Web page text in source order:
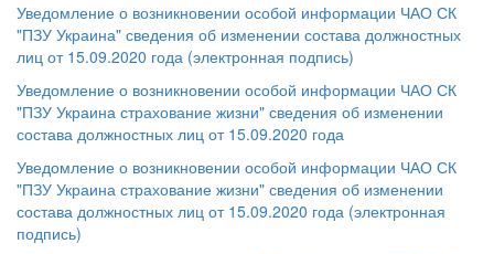
Уведомление о возникновении особой информации ЧАО СК
"ПЗУ Украина" сведения об изменении состава должностных
лиц от 15.09.2020 года (электронная подпись)
Уведомление о возникновении особой информации ЧАО СК
"ПЗУ Украина страхование жизни" сведения об изменении
состава должностных лиц от 15.09.2020 года
Уведомление о возникновении особой информации ЧАО СК
"ПЗУ Украина страхование жизни" сведения об изменении
состава должностных лиц от 15.09.2020 года (электронная
подпись)